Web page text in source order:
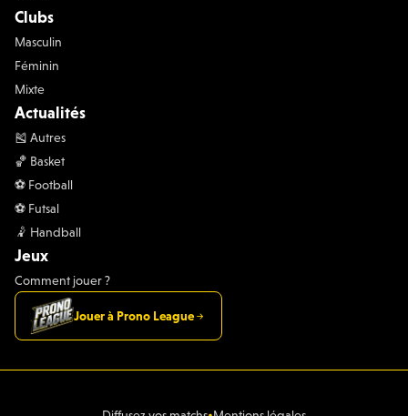
Clubs
Masculin
Féminin
Mixte
Actualités
🎽 Autres
🏀 Basket
⚽️ Football
⚽️ Futsal
🤾 Handball
Jeux
Comment jouer ?
Jouer à Prono League